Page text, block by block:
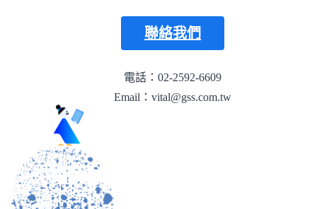
聯絡我們
電話：02-2592-6609
Email：vital@gss.com.tw